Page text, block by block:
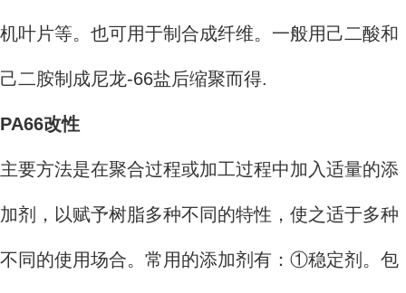
机叶片等。也可用于制合成纤维。一般用己二酸和
己二胺制成尼龙-66盐后缩聚而得.
PA66改性
主要方法是在聚合过程或加工过程中加入适量的添
加剂，以赋予树脂多种不同的特性，使之适于多种
不同的使用场合。常用的添加剂有：①稳定剂。包